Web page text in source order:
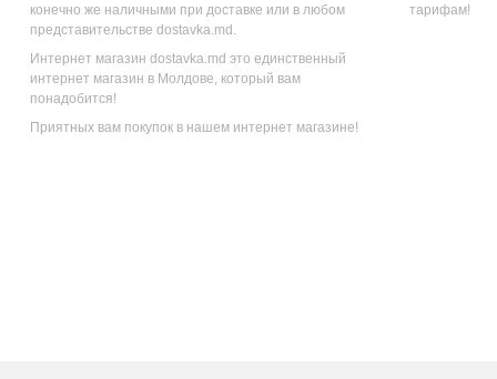
конечно же наличными при доставке или в любом
представительстве dostavka.md.
Интернет магазин dostavka.md это единственный
интернет магазин в Молдове, который вам
понадобится!
Приятных вам покупок в нашем интернет магазине!
тарифам!